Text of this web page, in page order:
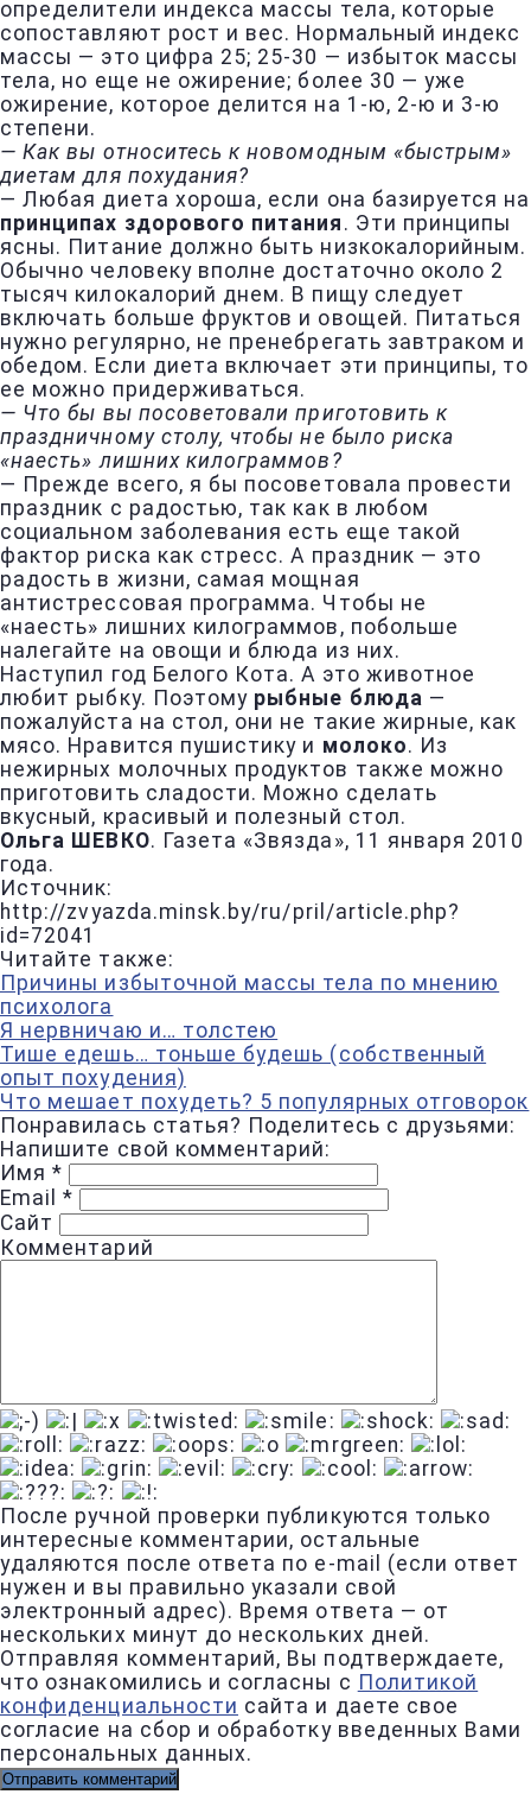
определители индекса массы тела, которые
сопоставляют рост и вес. Нормальный индекс
массы — это цифра 25; 25-30 — избыток массы
тела, но еще не ожирение; более 30 — уже
ожирение, которое делится на 1-ю, 2-ю и 3-ю
степени.
— Как вы относитесь к новомодным «быстрым»
диетам для похудания?
— Любая диета хороша, если она базируется на
принципах здорового питания . Эти принципы
ясны. Питание должно быть низкокалорийным.
Обычно человеку вполне достаточно около 2
тысяч килокалорий днем. В пищу следует
включать больше фруктов и овощей. Питаться
нужно регулярно, не пренебрегать завтраком и
обедом. Если диета включает эти принципы, то
ее можно придерживаться.
— Что бы вы посоветовали приготовить к
праздничному столу, чтобы не было риска
«наесть» лишних килограммов?
— Прежде всего, я бы посоветовала провести
праздник с радостью, так как в любом
социальном заболевания есть еще такой
фактор риска как стресс. А праздник — это
радость в жизни, самая мощная
антистрессовая программа. Чтобы не
«наесть» лишних килограммов, побольше
налегайте на овощи и блюда из них.
Наступил год Белого Кота. А это животное
любит рыбку. Поэтому рыбные блюда —
пожалуйста на стол, они не такие жирные, как
мясо. Нравится пушистику и молоко. Из
нежирных молочных продуктов также можно
приготовить сладости. Можно сделать
вкусный, красивый и полезный стол.
Ольга ШЕВКО. Газета «Звязда», 11 января 2010
года.
Источник:
http://zvyazda.minsk.by/ru/pril/article.php?
id=72041
Читайте также:
Причины избыточной массы тела по мнению
психолога
Я нервничаю и… толстею
Тише едешь… тоньше будешь (собственный
опыт похудения)
Что мешает похудеть? 5 популярных отговорок
Понравилась статья? Поделитесь с друзьями:
Напишите свой комментарий:
Имя*
Email*
Сайт
Комментарий
После ручной проверки публикуются только
интересные комментарии, остальные
удаляются после ответа по e-mail (если ответ
нужен и вы правильно указали свой
электронный адрес). Время ответа — от
нескольких минут до нескольких дней.
Отправляя комментарий, Вы подтверждаете,
что ознакомились и согласны с Политикой
конфиденциальности сайта и даете свое
согласие на сбор и обработку введенных Вами
персональных данных.